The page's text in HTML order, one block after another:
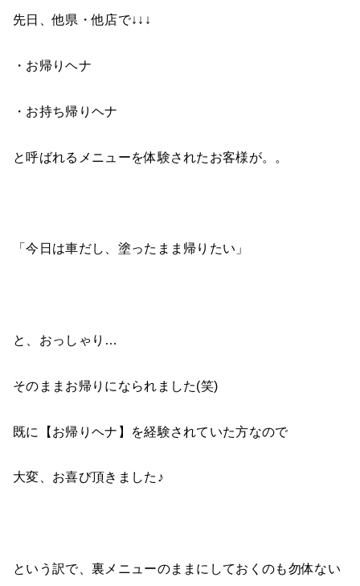
先日、他県・他店で↓↓↓
・お帰りヘナ
・お持ち帰りヘナ
と呼ばれるメニューを体験されたお客様が。。
「今日は車だし、塗ったまま帰りたい」
と、おっしゃり…
そのままお帰りになられました(笑)
既に【お帰りヘナ】を経験されていた方なので
大変、お喜び頂きました♪
という訳で、裏メニューのままにしておくのも勿体ない